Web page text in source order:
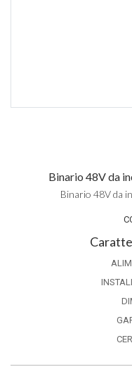
Binario 48V da
Binario 48V da